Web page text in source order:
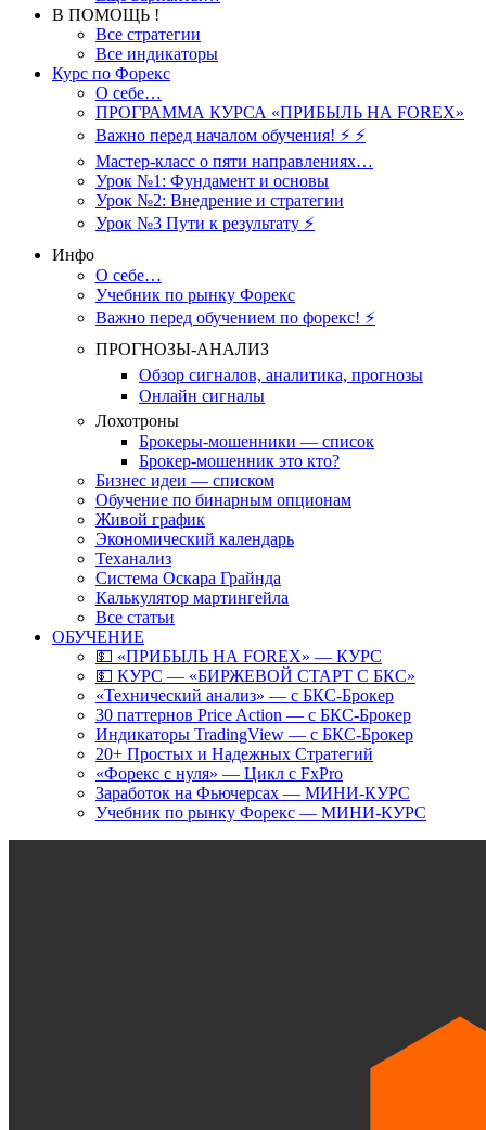
В ПОМОЩЬ !
Все стратегии
Все индикаторы
Курс по Форекс
О себе…
ПРОГРАММА КУРСА «ПРИБЫЛЬ НА FOREX»
Важно перед началом обучения! ⚡ ⚡
Мастер-класс о пяти направлениях…
Урок №1: Фундамент и основы
Урок №2: Внедрение и стратегии
Урок №3 Пути к результату ⚡️
Инфо
О себе…
Учебник по рынку Форекс
Важно перед обучением по форекс! ⚡
ПРОГНОЗЫ-АНАЛИЗ
Обзор сигналов, аналитика, прогнозы
Онлайн сигналы
Лохотроны
Брокеры-мошенники — список
Брокер-мошенник это кто?
Бизнес идеи — списком
Обучение по бинарным опционам
Живой график
Экономический календарь
Теханализ
Система Оскара Грайнда
Калькулятор мартингейла
Все статьи
ОБУЧЕНИЕ
💵 «ПРИБЫЛЬ НА FOREX» — КУРС
💵 КУРС — «БИРЖЕВОЙ СТАРТ С БКС»
«Технический анализ» — с БКС-Брокер
30 паттернов Price Action — с БКС-Брокер
Индикаторы TradingView — с БКС-Брокер
20+ Простых и Надежных Стратегий
«Форекс с нуля» — Цикл с FxPro
Заработок на Фьючерсах — МИНИ-КУРС
Учебник по рынку Форекс — МИНИ-КУРС